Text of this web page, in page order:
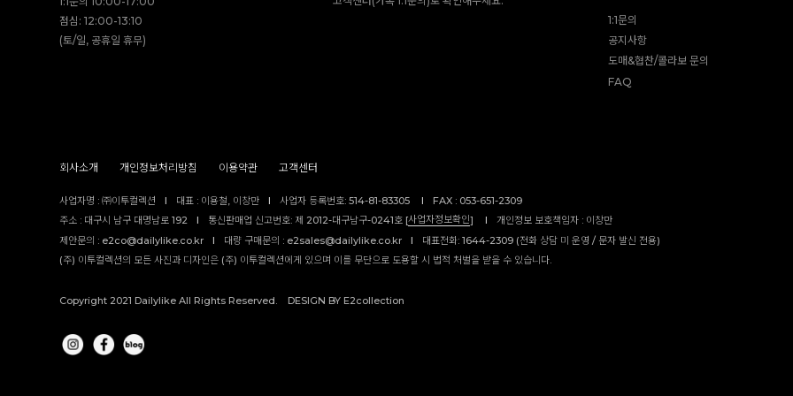
점심: 12:00-13:10
(토/일, 공휴일 휴무)
1:1문의
공지사항
도매&협찬/콜라보 문의
FAQ
회사소개 개인정보처리방침 이용약관 고객센터
사업자명 : ㈜이투컬렉션 I 대표 : 이용철, 이창만 I 사업자 등록번호: 514-81-83305 I
FAX : 053-651-2309
주소 : 대구시 남구 대명남로 192
I 통신판매업 신고번호: 제 2012-대구남구-0241호 [사업자정보확인] I
개인정보 보호책임자 : 이창만
제안문의 : e2co@dailylike.co.kr
I 대량 구매문의 : e2sales@dailylike.co.kr I
대표전화: 1644-2309 (전화 상담 미 운영 / 문자 발신 전용)
(주) 이투컬렉션의 모든 사진과 디자인은 (주) 이투컬렉션에게 있으며 이를 무단으로 도용할 시 법적 처벌을 받을 수 있습니다.
Copyright 2021 Dailylike All Rights Reserved. DESIGN BY E2collection